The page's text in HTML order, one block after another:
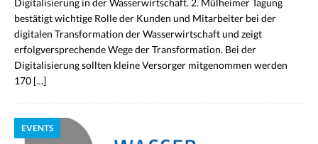
Digitalisierung in der Wasserwirtschaft. 2. Mülheimer Tagung
bestätigt wichtige Rolle der Kunden und Mitarbeiter bei der
digitalen Transformation der Wasserwirtschaft und zeigt
erfolgversprechende Wege der Transformation. Bei der
Digitalisierung sollten kleine Versorger mitgenommen werden
170 […]
EVENTS